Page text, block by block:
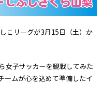
こリーグが3月15日（土）か
女子サッカーを観戦してみた
ームが心を込めて準備したイ